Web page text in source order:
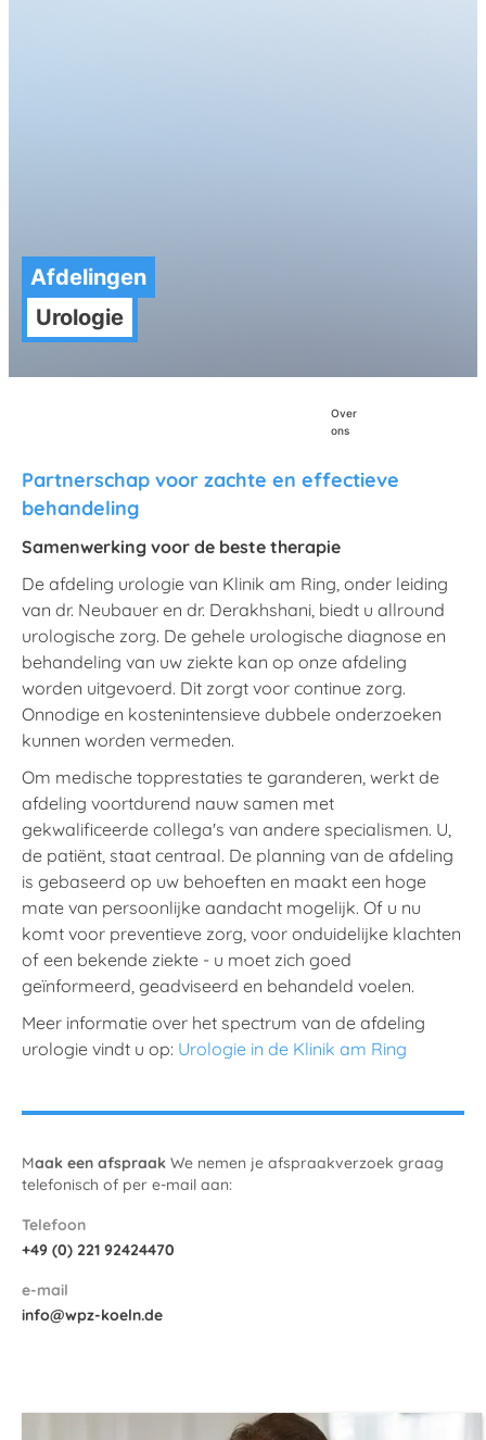
Afdelingen
Urologie
Over
ons
Partnerschap voor zachte en effectieve
behandeling
Samenwerking voor de beste therapie
De afdeling urologie van Klinik am Ring, onder leiding
van dr. Neubauer en dr. Derakhshani, biedt u allround
urologische zorg. De gehele urologische diagnose en
behandeling van uw ziekte kan op onze afdeling
worden uitgevoerd. Dit zorgt voor continue zorg.
Onnodige en kostenintensieve dubbele onderzoeken
kunnen worden vermeden.
Om medische topprestaties te garanderen, werkt de
afdeling voortdurend nauw samen met
gekwalificeerde collega's van andere specialismen. U,
de patiënt, staat centraal. De planning van de afdeling
is gebaseerd op uw behoeften en maakt een hoge
mate van persoonlijke aandacht mogelijk. Of u nu
komt voor preventieve zorg, voor onduidelijke klachten
of een bekende ziekte - u moet zich goed
geïnformeerd, geadviseerd en behandeld voelen.
Meer informatie over het spectrum van de afdeling
urologie vindt u op: Urologie in de Klinik am Ring
Maak een afspraak‍ We nemen je afspraakverzoek graag
telefonisch of per e-mail aan:
Telefoon
+49 (0) 221 92424470
e-mail
info@wpz-koeln.de